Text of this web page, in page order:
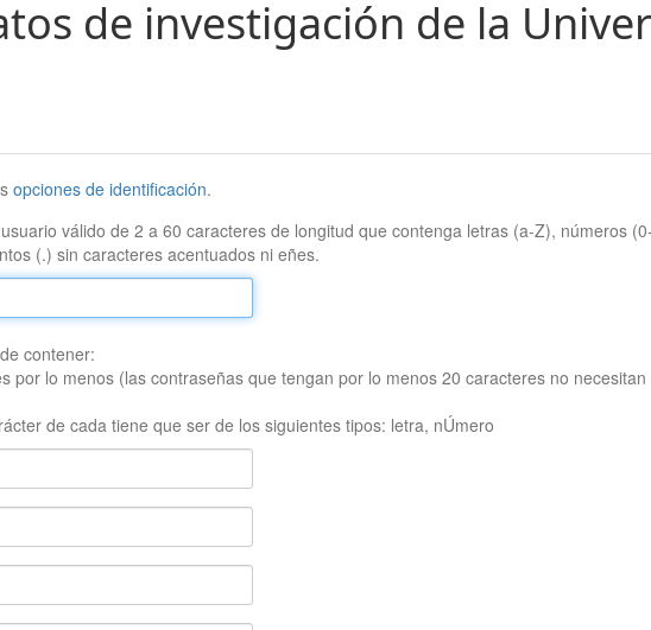
de investigación de la
opciones de identificación.
válido de 2 a 60 caracteres de longitud que contenga letras (a-Z), números
(.) sin caracteres acentuados ni eñes.
contener:
por lo menos (las contraseñas que tengan por lo menos 20 caracteres no
de cada tiene que ser de los siguientes tipos: letra, nÚmero